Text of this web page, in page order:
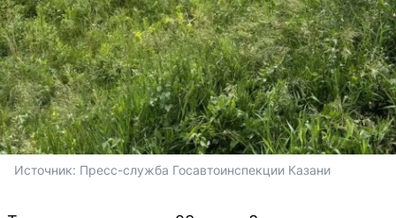
Источник: Пресс-служба Госавтоинспекции Казани